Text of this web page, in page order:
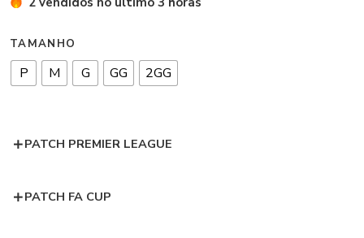
TAMANHO
P M G GG 2GG
PATCH PREMIER LEAGUE
PATCH FA CUP